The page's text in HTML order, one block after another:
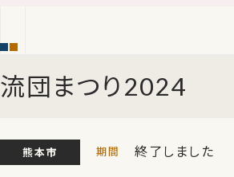
流団まつり2024
熊本市 終了しました